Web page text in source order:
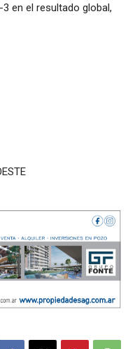
en el resultado global,